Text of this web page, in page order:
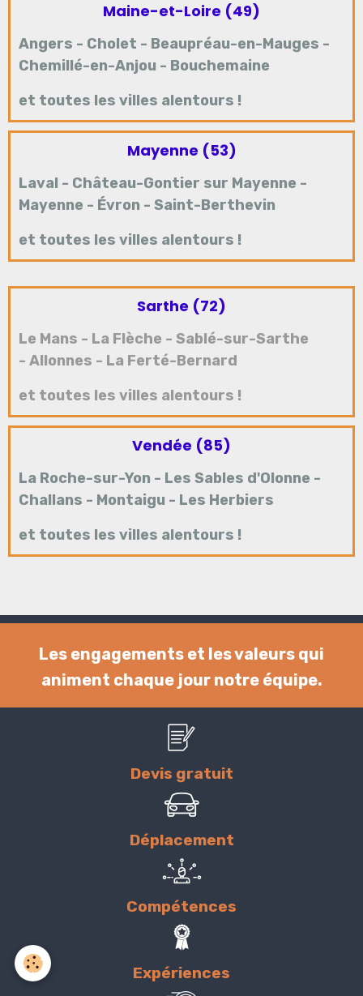
Maine-et-Loire (49)
Angers - Cholet - Beaupréau-en-Mauges -
Chemillé-en-Anjou - Bouchemaine
et toutes les villes alentours !
Mayenne (53)
Laval - Château-Gontier sur Mayenne -
Mayenne - Évron - Saint-Berthevin
et toutes les villes alentours !
Sarthe (72)
Le Mans - La Flèche - Sablé-sur-Sarthe
- Allonnes - La Ferté-Bernard
et toutes les villes alentours !
Vendée (85)
La Roche-sur-Yon - Les Sables d'Olonne -
Challans - Montaigu - Les Herbiers
et toutes les villes alentours !
Les engagements et les valeurs qui
animent chaque jour notre équipe.
Devis gratuit
Déplacement
Compétences
Expériences